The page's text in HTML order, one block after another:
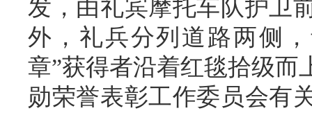
发，由礼宾摩托车队护卫
外，礼兵分列道路两侧
章”获得者沿着红毯拾级而
勋荣誉表彰工作委员会有